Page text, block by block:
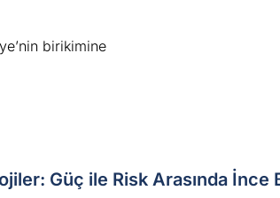
birikimine
Güç ile Risk Arasında İnce